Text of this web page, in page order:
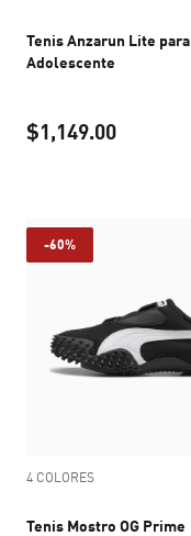
Tenis Anzarun Lite para
Adolescente
$1,149.00
-60%
4 COLORES
Tenis Mostro OG Prime